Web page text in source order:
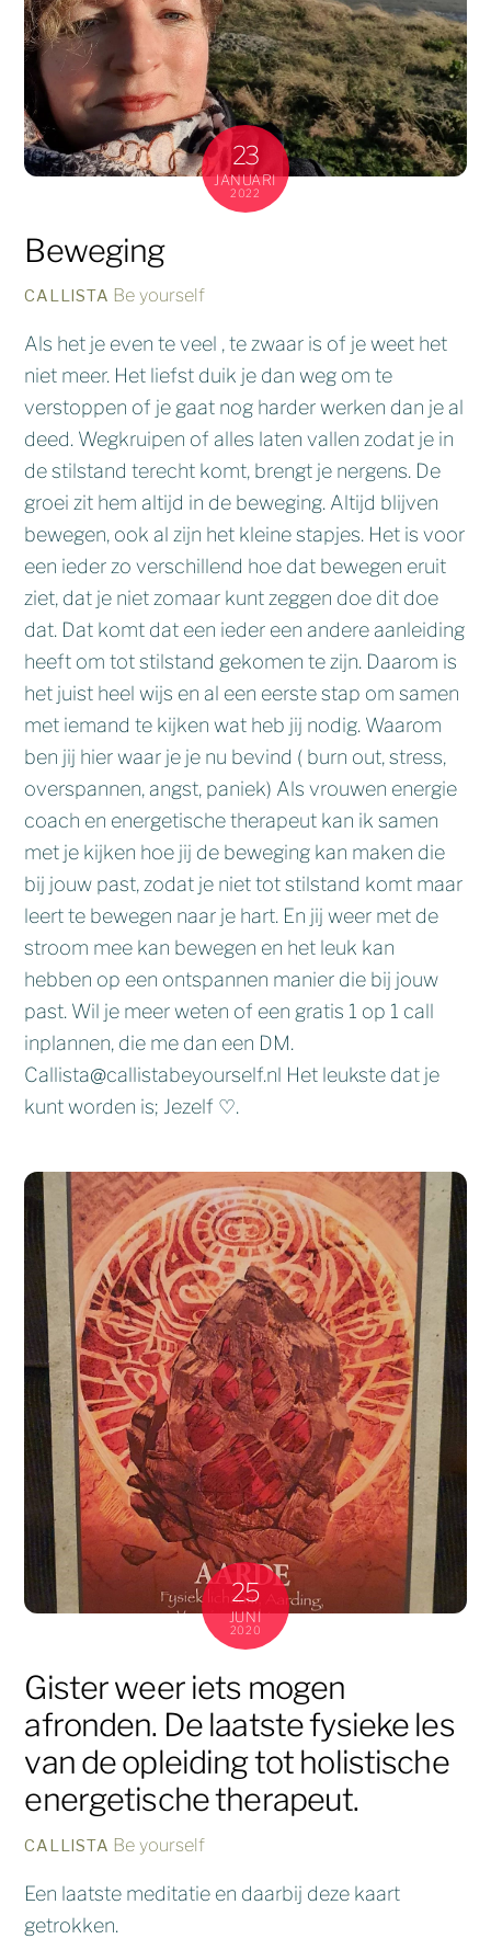
23
JANUARI
2022
Beweging
CALLISTA Be yourself
Als het je even te veel , te zwaar is of je weet het
niet meer. Het liefst duik je dan weg om te
verstoppen of je gaat nog harder werken dan je al
deed. Wegkruipen of alles laten vallen zodat je in
de stilstand terecht komt, brengt je nergens. De
groei zit hem altijd in de beweging. Altijd blijven
bewegen, ook al zijn het kleine stapjes. Het is voor
een ieder zo verschillend hoe dat bewegen eruit
ziet, dat je niet zomaar kunt zeggen doe dit doe
dat. Dat komt dat een ieder een andere aanleiding
heeft om tot stilstand gekomen te zijn. Daarom is
het juist heel wijs en al een eerste stap om samen
met iemand te kijken wat heb jij nodig. Waarom
ben jij hier waar je je nu bevind ( burn out, stress,
overspannen, angst, paniek) Als vrouwen energie
coach en energetische therapeut kan ik samen
met je kijken hoe jij de beweging kan maken die
bij jouw past, zodat je niet tot stilstand komt maar
leert te bewegen naar je hart. En jij weer met de
stroom mee kan bewegen en het leuk kan
hebben op een ontspannen manier die bij jouw
past. Wil je meer weten of een gratis 1 op 1 call
inplannen, die me dan een DM.
Callista@callistabeyourself.nl Het leukste dat je
kunt worden is; Jezelf ♡.
25
JUNI
2020
Gister weer iets mogen
afronden. De laatste fysieke les
van de opleiding tot holistische
energetische therapeut.
CALLISTA Be yourself
Een laatste meditatie en daarbij deze kaart
getrokken.